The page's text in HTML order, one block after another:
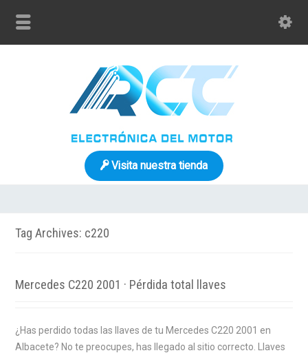
Visita nuestra tienda
Tag Archives: c220
Mercedes C220 2001 · Pérdida total llaves
¿Has perdido todas las llaves de tu Mercedes C220 2001 en
Albacete? No te preocupes, has llegado al sitio correcto. Llaves